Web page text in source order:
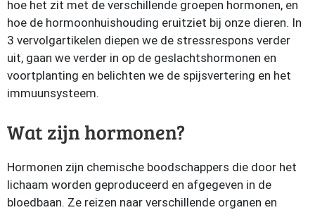
hoe het zit met de verschillende groepen hormonen, en
hoe de hormoonhuishouding eruitziet bij onze dieren. In
3 vervolgartikelen diepen we de stressrespons verder
uit, gaan we verder in op de geslachtshormonen en
voortplanting en belichten we de spijsvertering en het
immuunsysteem.
Wat zijn hormonen?
Hormonen zijn chemische boodschappers die door het
lichaam worden geproduceerd en afgegeven in de
bloedbaan. Ze reizen naar verschillende organen en